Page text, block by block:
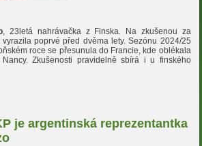
, 23letá nahrávačka z Finska. Na zkušenou za
poprvé před dvěma lety. Sezónu 2024/25
roce se přesunula do Francie, kde oblékala
Zkušenosti pravidelně sbírá i u finského
je argentinská reprezentantka